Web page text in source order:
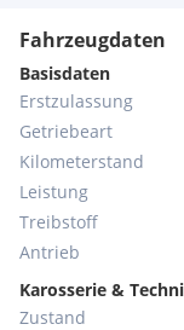
Fahrzeugdaten
Basisdaten
Erstzulassung
Getriebeart
Kilometerstand
Leistung
Treibstoff
Antrieb
Karosserie &
Zustand